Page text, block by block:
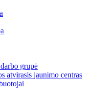
grupė
atvirasis jaunimo centras